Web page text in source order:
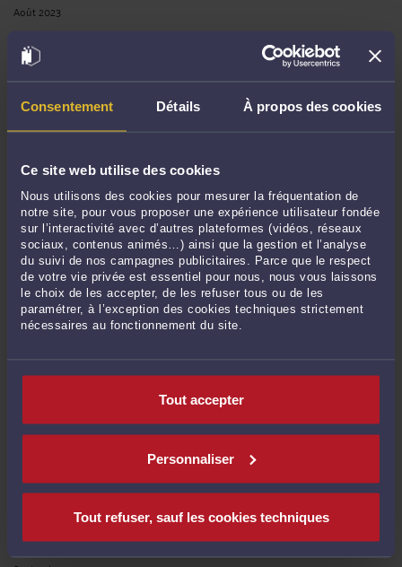
Consentement Détails À propos des cookies
Ce site web utilise des cookies
Nous utilisons des cookies pour mesurer la fréquentation de
notre site, pour vous proposer une expérience utilisateur fondée
sur l’interactivité avec d’autres plateformes (vidéos, réseaux
sociaux, contenus animés…) ainsi que la gestion et l’analyse
du suivi de nos campagnes publicitaires. Parce que le respect
de votre vie privée est essentiel pour nous, nous vous laissons
le choix de les accepter, de les refuser tous ou de les
paramétrer, à l’exception des cookies techniques strictement
nécessaires au fonctionnement du site.
Tout accepter
Personnaliser
Tout refuser, sauf les cookies techniques
Août 2023
Juin 2023
Mai 2023
Avril 2023
Mars 2023
Janvier 2023
Décembre 2022
Novembre 2022
Octobre 2022
Septembre 2022
Août 2022
Juillet 2022
Mai 2022
Mars 2022
Décembre 2021
Novembre 2021
Octobre 2021